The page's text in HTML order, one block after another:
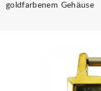
goldfarbenem Gehäuse